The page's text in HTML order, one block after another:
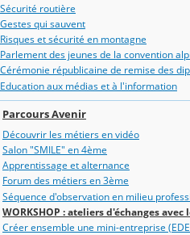
Sécurité routière
Gestes qui sauvent
Risques et sécurité en montagne
Parlement des jeunes de la convention
Cérémonie républicaine de remise des
Education aux médias et à l'information
Parcours Avenir
Découvrir les métiers en vidéo
Salon "SMILE" en 4ème
Apprentissage et alternance
Forum des métiers en 3ème
Séquence d'observation en milieu
WORKSHOP : ateliers d'échanges
Créer ensemble une mini-entreprise (EDE